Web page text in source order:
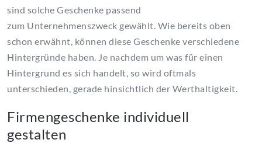
sind solche Geschenke passend
zum Unternehmenszweck gewählt. Wie bereits oben
schon erwähnt, können diese Geschenke verschiedene
Hintergründe haben. Je nachdem um was für einen
Hintergrund es sich handelt, so wird oftmals
unterschieden, gerade hinsichtlich der Werthaltigkeit.
Firmengeschenke individuell
gestalten